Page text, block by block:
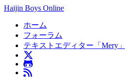
Haijin Boys Online
ホーム
フォーラム
テキストエディター「Mery」